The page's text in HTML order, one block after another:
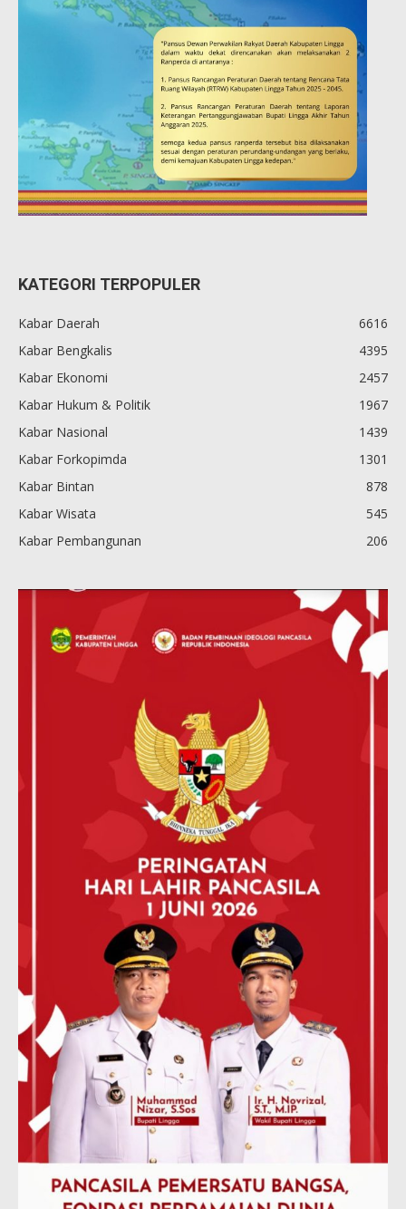
KATEGORI TERPOPULER
Kabar Daerah
6616
Kabar Bengkalis
4395
Kabar Ekonomi
2457
Kabar Hukum & Politik
1967
Kabar Nasional
1439
Kabar Forkopimda
1301
Kabar Bintan
878
Kabar Wisata
545
Kabar Pembangunan
206